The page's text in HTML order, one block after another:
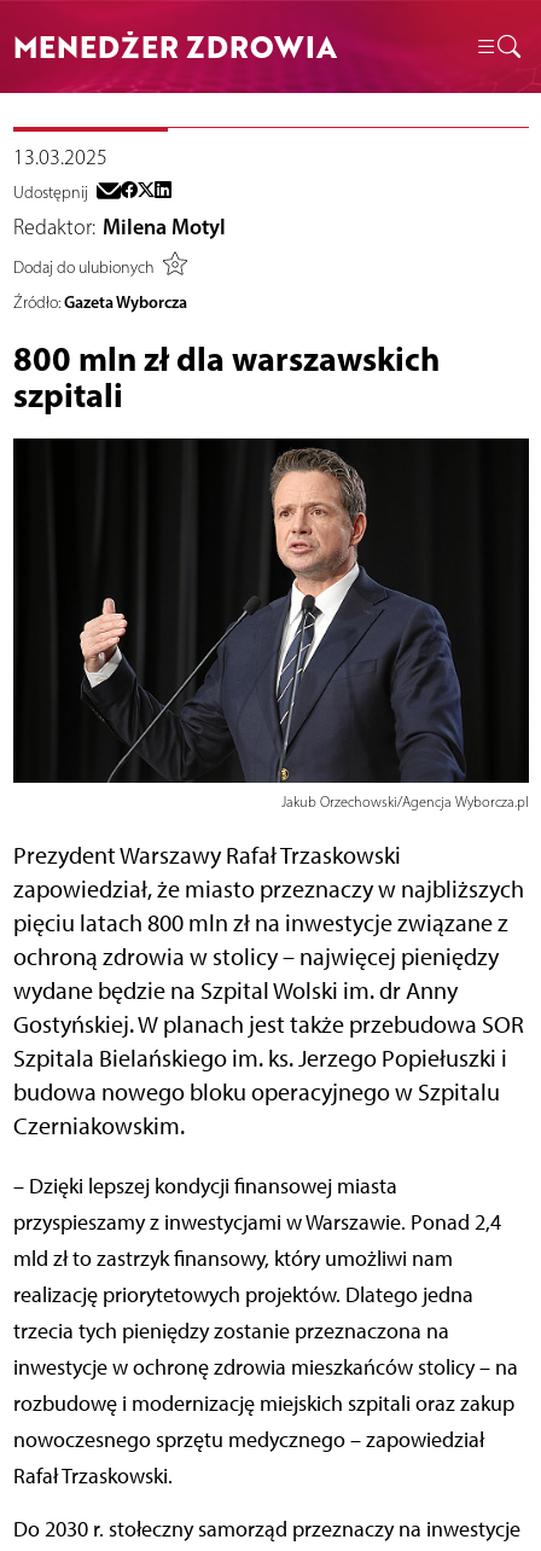
MENEDŻER ZDROWIA
13.03.2025
Udostępnij
Redaktor: Milena Motyl
Dodaj do ulubionych
Źródło: Gazeta Wyborcza
800 mln zł dla warszawskich
szpitali
Jakub Orzechowski/Agencja Wyborcza.pl
Prezydent Warszawy Rafał Trzaskowski
zapowiedział, że miasto przeznaczy w najbliższych
pięciu latach 800 mln zł na inwestycje związane z
ochroną zdrowia w stolicy – najwięcej pieniędzy
wydane będzie na Szpital Wolski im. dr Anny
Gostyńskiej. W planach jest także przebudowa SOR
Szpitala Bielańskiego im. ks. Jerzego Popiełuszki i
budowa nowego bloku operacyjnego w Szpitalu
Czerniakowskim.
– Dzięki lepszej kondycji finansowej miasta
przyspieszamy z inwestycjami w Warszawie. Ponad 2,4
mld zł to zastrzyk finansowy, który umożliwi nam
realizację priorytetowych projektów. Dlatego jedna
trzecia tych pieniędzy zostanie przeznaczona na
inwestycje w ochronę zdrowia mieszkańców stolicy – na
rozbudowę i modernizację miejskich szpitali oraz zakup
nowoczesnego sprzętu medycznego – zapowiedział
Rafał Trzaskowski.
Do 2030 r. stołeczny samorząd przeznaczy na inwestycje